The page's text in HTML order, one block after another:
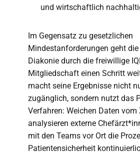
und wirtschaftlich
Im Gegensatz zu gesetzlichen
Mindestanforderungen geht
Diakonie durch die freiwillige
Mitgliedschaft einen Schritt
macht seine Ergebnisse nicht
zugänglich, sondern nutzt das
Verfahren: Weichen Daten vom
analysieren externe
mit den Teams vor Ort die
Patientensicherheit